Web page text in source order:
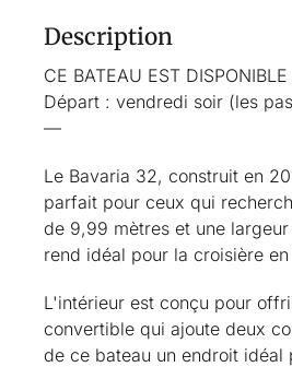
Description
CE BATEAU EST
Départ : vendredi soir (les
—
Le Bavaria 32, construit en
parfait pour ceux qui
de 9,99 mètres et une
rend idéal pour la croisière
L'intérieur est conçu pour
convertible qui ajoute deux
de ce bateau un endroit